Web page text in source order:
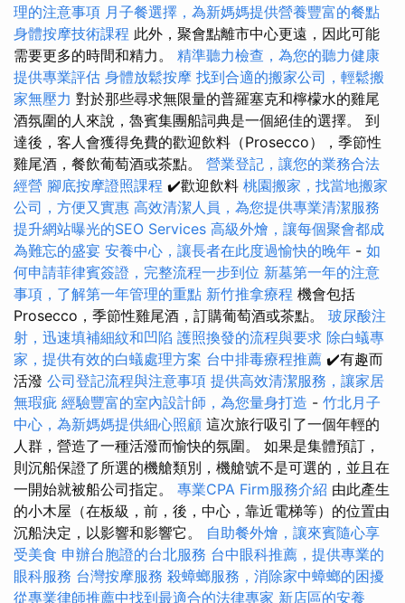
理的注意事項 月子餐選擇，為新媽媽提供營養豐富的餐點
身體按摩技術課程 此外，聚會點離市中心更遠，因此可能
需要更多的時間和精力。 精準聽力檢查，為您的聽力健康
提供專業評估 身體放鬆按摩 找到合適的搬家公司，輕鬆搬
家無壓力 對於那些尋求無限量的普羅塞克和檸檬水的雞尾
酒氛圍的人來說，魯賓集團船詞典是一個絕佳的選擇。 到
達後，客人會獲得免費的歡迎飲料（Prosecco），季節性
雞尾酒，餐飲葡萄酒或茶點。 營業登記，讓您的業務合法
經營 腳底按摩證照課程 ✔️歡迎飲料 桃園搬家，找當地搬家
公司，方便又實惠 高效清潔人員，為您提供專業清潔服務
提升網站曝光的SEO Services 高級外燴，讓每個聚會都成
為難忘的盛宴 安養中心，讓長者在此度過愉快的晚年 - 如
何申請菲律賓簽證，完整流程一步到位 新墓第一年的注意
事項，了解第一年管理的重點 新竹推拿療程 機會包括
Prosecco，季節性雞尾酒，訂購葡萄酒或茶點。 玻尿酸注
射，迅速填補細紋和凹陷 護照換發的流程與要求 除白蟻專
家，提供有效的白蟻處理方案 台中排毒療程推薦 ✔️有趣而
活潑 公司登記流程與注意事項 提供高效清潔服務，讓家居
無瑕疵 經驗豐富的室內設計師，為您量身打造 - 竹北月子
中心，為新媽媽提供細心照顧 這次旅行吸引了一個年輕的
人群，營造了一種活潑而愉快的氛圍。 如果是集體預訂，
則沉船保證了所選的機艙類別，機艙號不是可選的，並且在
一開始就被船公司指定。 專業CPA Firm服務介紹 由此產生
的小木屋（在板級，前，後，中心，靠近電梯等）的位置由
沉船決定，以影響和影響它。 自助餐外燴，讓來賓隨心享
受美食 申辦台胞證的台北服務 台中眼科推薦，提供專業的
眼科服務 台灣按摩服務 殺蟑螂服務，消除家中蟑螂的困擾
從專業律師推薦中找到最適合的法律專家 新店區的安養